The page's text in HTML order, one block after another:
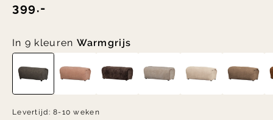
399.-
In 9 kleuren Warmgrijs
Levertijd:8-10 weken